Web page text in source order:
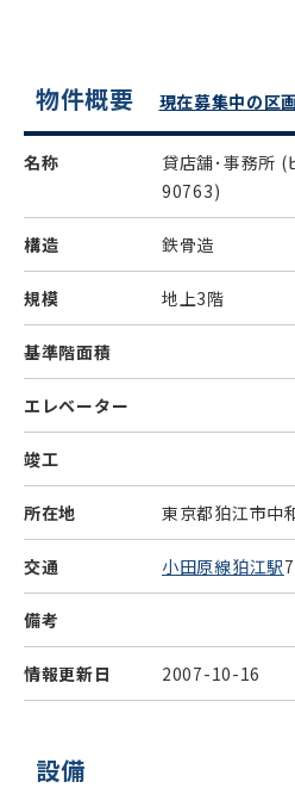
物件概要 現在募集中の区
名称 貸店舗･事務所 (
90763)
構造 鉄骨造
規模 地上3階
基準階面積
エレベーター
竣工
所在地 東京都狛江市中
交通 小田原線狛江駅
備考
情報更新日 2007-10-16
設備